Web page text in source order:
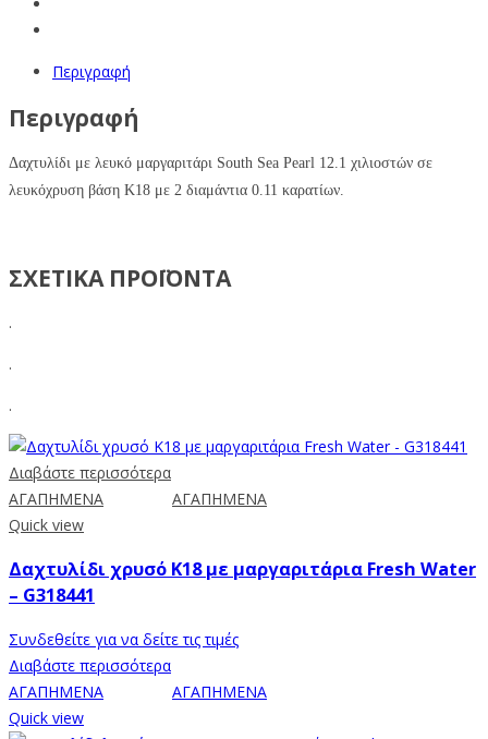
Περιγραφή
Περιγραφή
Δαχτυλίδι με λευκό μαργαριτάρι South Sea Pearl 12.1 χιλιοστών σε
λευκόχρυση βάση Κ18 με 2 διαμάντια 0.11 καρατίων.
ΣΧΕΤΙΚΑ ΠΡΟΪΟΝΤΑ
.
.
.
Διαβάστε περισσότερα
ΑΓΑΠΗΜΕΝΑ
ΑΓΑΠΗΜΕΝΑ
Quick view
Δαχτυλίδι χρυσό Κ18 με μαργαριτάρια Fresh Water
– G318441
Συνδεθείτε για να δείτε τις τιμές
Διαβάστε περισσότερα
ΑΓΑΠΗΜΕΝΑ
ΑΓΑΠΗΜΕΝΑ
Quick view